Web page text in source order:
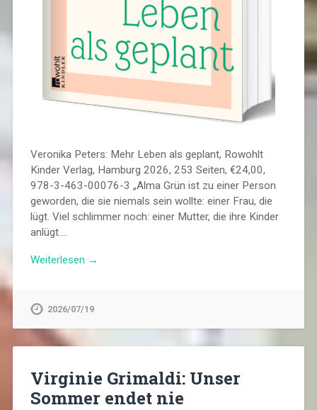
Veronika Peters: Mehr Leben als geplant, Rowohlt
Kinder Verlag, Hamburg 2026, 253 Seiten, €24,00,
978-3-463-00076-3 „Alma Grün ist zu einer Person
geworden, die sie niemals sein wollte: einer Frau, die
lügt. Viel schlimmer noch: einer Mutter, die ihre Kinder
anlügt….
Weiterlesen →
2026/07/19
Virginie Grimaldi: Unser
Sommer endet nie